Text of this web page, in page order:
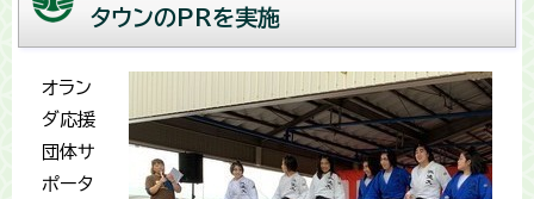
タウンのPRを実施
オラン
ダ応援
団体サ
ポータ